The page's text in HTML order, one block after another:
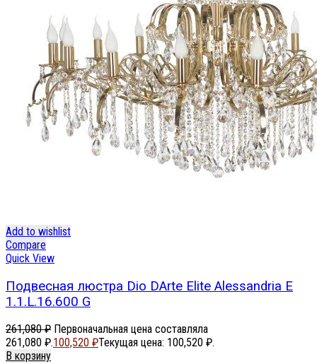
Add to wishlist
Compare
Quick View
Подвесная люстра Dio DArte Elite Alessandria E
1.1.L.16.600 G
261,080₽ Первоначальная цена составляла
261,080 ₽.100,520 ₽Текущая цена: 100,520 ₽.
В корзину